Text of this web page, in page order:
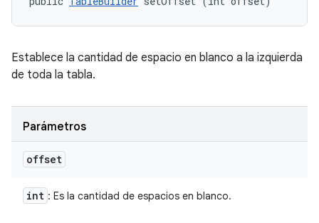
Establece la cantidad de espacio en blanco a la izquierda
de toda la tabla.
Parámetros
offset
int : Es la cantidad de espacios en blanco.